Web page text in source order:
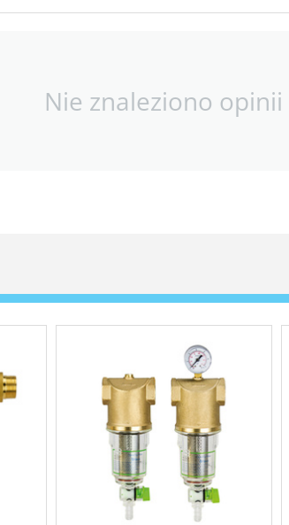
Nie znaleziono opinii